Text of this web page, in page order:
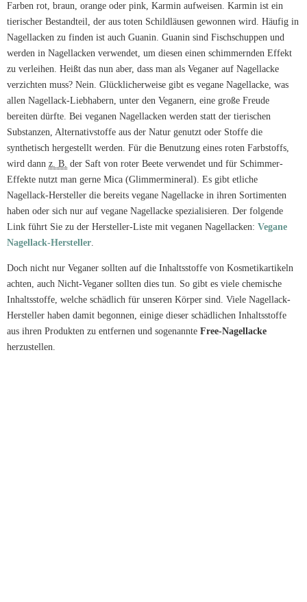
Farben rot, braun, orange oder pink, Karmin aufweisen. Karmin ist ein
tierischer Bestandteil, der aus toten Schildläusen gewonnen wird. Häufig in
Nagellacken zu finden ist auch Guanin. Guanin sind Fischschuppen und
werden in Nagellacken verwendet, um diesen einen schimmernden Effekt
zu verleihen. Heißt das nun aber, dass man als Veganer auf Nagellacke
verzichten muss? Nein. Glücklicherweise gibt es vegane Nagellacke, was
allen Nagellack-Liebhabern, unter den Veganern, eine große Freude
bereiten dürfte. Bei veganen Nagellacken werden statt der tierischen
Substanzen, Alternativstoffe aus der Natur genutzt oder Stoffe die
synthetisch hergestellt werden. Für die Benutzung eines roten Farbstoffs,
wird dann z. B. der Saft von roter Beete verwendet und für Schimmer-
Effekte nutzt man gerne Mica (Glimmermineral). Es gibt etliche
Nagellack-Hersteller die bereits vegane Nagellacke in ihren Sortimenten
haben oder sich nur auf vegane Nagellacke spezialisieren. Der folgende
Link führt Sie zu der Hersteller-Liste mit veganen Nagellacken: Vegane
Nagellack-Hersteller.
Doch nicht nur Veganer sollten auf die Inhaltsstoffe von Kosmetikartikeln
achten, auch Nicht-Veganer sollten dies tun. So gibt es viele chemische
Inhaltsstoffe, welche schädlich für unseren Körper sind. Viele Nagellack-
Hersteller haben damit begonnen, einige dieser schädlichen Inhaltsstoffe
aus ihren Produkten zu entfernen und sogenannte Free-Nagellacke
herzustellen.